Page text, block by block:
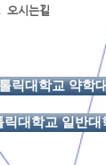
l
오시는길
릭대학교 약학
릭대학교 일반대